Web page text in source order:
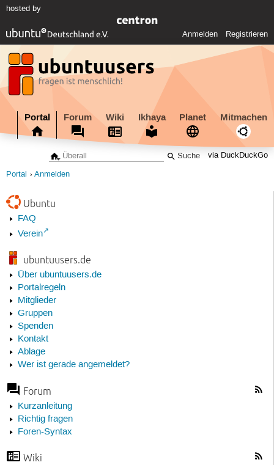
hosted by
Anmelden Registrieren
Portal Forum Wiki Ikhaya Planet Mitmachen
via DuckDuckGo
Portal Anmelden
Ubuntu
FAQ
Verein
ubuntuusers.de
Über ubuntuusers.de
Portalregeln
Mitglieder
Gruppen
Spenden
Kontakt
Ablage
Wer ist gerade angemeldet?
Forum
Kurzanleitung
Richtig fragen
Foren-Syntax
Wiki